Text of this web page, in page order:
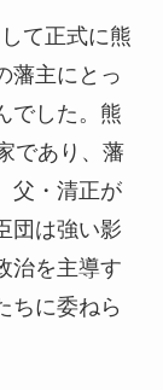
て正式に熊
藩主にとっ
でした。熊
であり、藩
父・清正が
団は強い影
治を主導す
ちに委ねら